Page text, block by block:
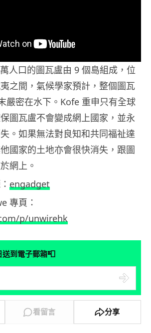
人口的圖瓦盧由 9 個島組成，位
之間，氣候學家預計，整個圖瓦
嚴密在水下。Kofe 重申只有全球
圖瓦盧不會變成網上國家，並永
。如果無法對良知和共同福祉達
國家的土地亦會很快消失，跟圖
網上。
engadget
專頁：
p/unwirehk
送到電子郵箱📮
看留言 分享